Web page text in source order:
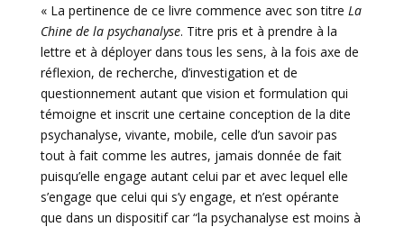
« La pertinence de ce livre commence avec son titre La
Chine de la psychanalyse. Titre pris et à prendre à la
lettre et à déployer dans tous les sens, à la fois axe de
réflexion, de recherche, d’investigation et de
questionnement autant que vision et formulation qui
témoigne et inscrit une certaine conception de la dite
psychanalyse, vivante, mobile, celle d’un savoir pas
tout à fait comme les autres, jamais donnée de fait
puisqu’elle engage autant celui par et avec lequel elle
s’engage que celui qui s’y engage, et n’est opérante
que dans un dispositif car “la psychanalyse est moins à